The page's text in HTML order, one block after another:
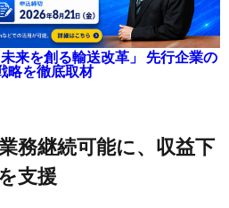
来を創る輸送改革」 先行企業の
略を徹底取材
支援